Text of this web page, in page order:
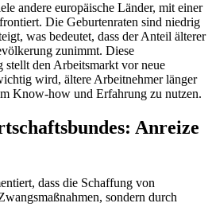
andere europäische Länder, mit einer
Die Geburtenraten sind niedrig
was bedeutet, dass der Anteil älterer
zunimmt. Diese
den Arbeitsmarkt vor neue
wird, ältere Arbeitnehmer länger
Know-how und Erfahrung zu nutzen.
Anreize
dass die Schaffung von
sondern durch